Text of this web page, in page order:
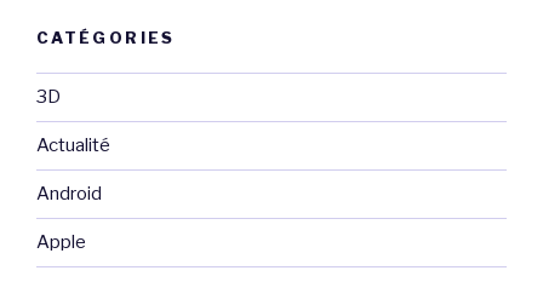
CATÉGORIES
3D
Actualité
Android
Apple